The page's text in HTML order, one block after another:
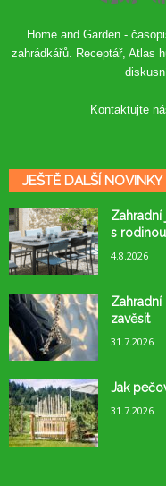
Home and Garden -
zahrádkářů. Receptář, Atlas
Kontaktujte
JEŠTĚ DALŠÍ NOVINKY
s rodinou
4.8.2026
Zahradní
zavěsit
31.7.2026
Jak
31.7.2026